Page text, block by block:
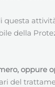
questa
della
oppure
del